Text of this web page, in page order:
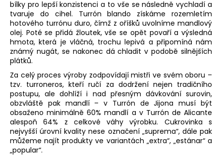
bílky pro lepší konzistenci a to vše se následně vychladí a
tvaruje do cihel. Turrón blando získáme rozemletím
hotového turrónu duro, čímž z oříšků uvolníme mandlový
olej. Poté se přidá žloutek, vše se opět povaří a výsledná
hmota, která je vláčná, trochu lepivá a připomíná nám
známý nugát, se nakonec dá chladit v podobě silnějších
plátků.
Za celý proces výroby zodpovídají mistři ve svém oboru –
tzv. turroneros, kteří ručí za dodržení nejen tradičního
postupu, ale dohlíží i nad přesným dávkování surovin,
obzvláště pak mandlí – v Turrón de Jijona musí být
obsaženo minimálně 60% mandlí a v Turrón de Alicante
alespoň 64% z celkové váhy výrobku. Cukrovinka s
nejvyšší úrovní kvality nese označení „suprema“, dále pak
můžeme najít produkty ve variantách „extra“, „estánar“ a
„popular“.
u
č
u
j
e
m
e
MATARROMERA
MELIOR
CRIANZA
2013
506
Kč